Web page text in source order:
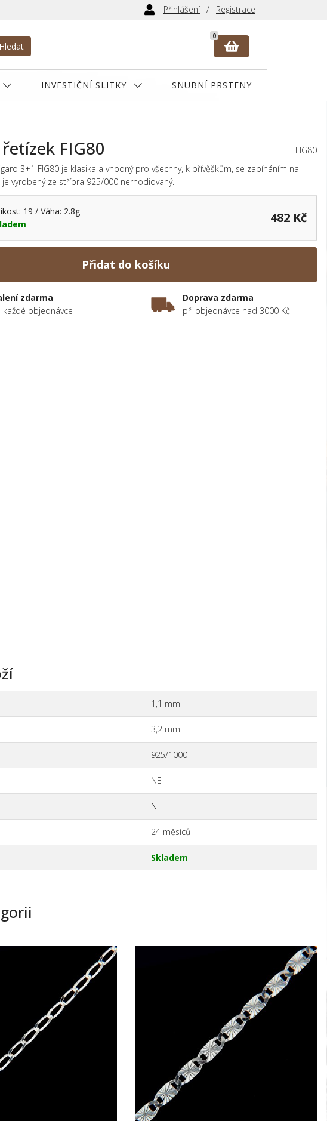
Přihlášení Registrace
Hledat
0
INVESTIČNÍ SLITKY SNUBNÍ PRSTENY
FIG80
FIG80
3+1 FIG80 je klasika a vhodný pro všechny, k přívěškům, se zapínáním na
je vyrobený ze stříbra 925/000 nerhodiovaný.
19 / Váha: 2.8g
482 Kč
Přidat do košíku
zdarma
každé objednávce
Doprava zdarma
při objednávce nad 3000 Kč
1,1 mm
3,2 mm
925/1000
NE
NE
24 měsíců
Skladem